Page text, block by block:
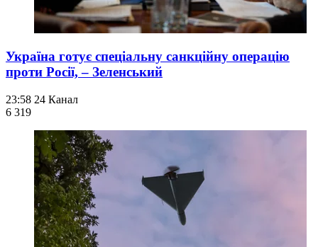
Україна готує спеціальну санкційну операцію
проти Росії, – Зеленський
23:58 24 Канал
6 319